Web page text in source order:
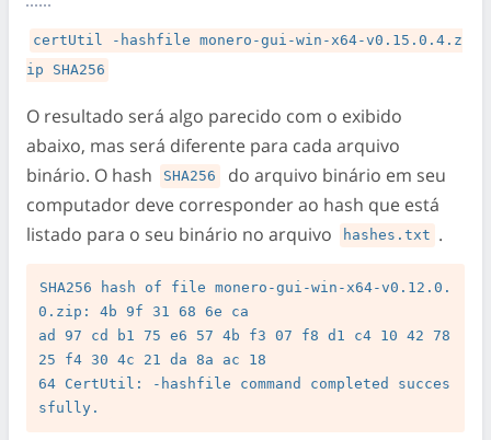
certUtil -hashfile monero-gui-win-x64-v0.15.0.4.z
ip SHA256
O resultado será algo parecido com o exibido
abaixo, mas será diferente para cada arquivo
binário. O hash
SHA256
do arquivo binário em seu
computador deve corresponder ao hash que está
listado para o seu binário no arquivo
hashes.txt .
SHA256 hash of file monero-gui-win-x64-v0.12.0.
0.zip: 4b 9f 31 68 6e ca
ad 97 cd b1 75 e6 57 4b f3 07 f8 d1 c4 10 42 78
25 f4 30 4c 21 da 8a ac 18
64 CertUtil: -hashfile command completed succes